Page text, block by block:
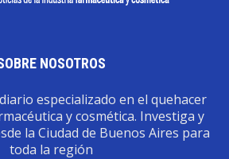
NOSOTROS
especializado en el quehacer
y cosmética. Investiga y
la Ciudad de Buenos Aires para
toda la región